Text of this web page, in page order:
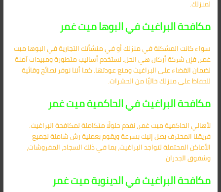
لمنزلك.
مكافحة البراغيث في البوها ميت غمر
سواء كانت المشكلة في منزلك أو في منشأتك التجارية في البوها ميت
غمر، فإن شركة أركان هي الحل. نستخدم أساليب متطورة ومبيدات آمنة
لضمان القضاء على البراغيث ومنع عودتها. كما أننا نوفر نصائح وقائية
للحفاظ على منزلك خاليًا من الحشرات.
مكافحة البراغيث في الحاكمية ميت غمر
لأهالي الحاكمية ميت غمر، نقدم حلولًا متكاملة لمكافحة البراغيث.
فريقنا المحترف يصل إليك بسرعة ويقوم بعملية رش شاملة لجميع
الأماكن المحتملة لتواجد البراغيث، بما في ذلك السجاد، المفروشات،
وشقوق الجدران.
مكافحة البراغيث في الدينوية ميت غمر